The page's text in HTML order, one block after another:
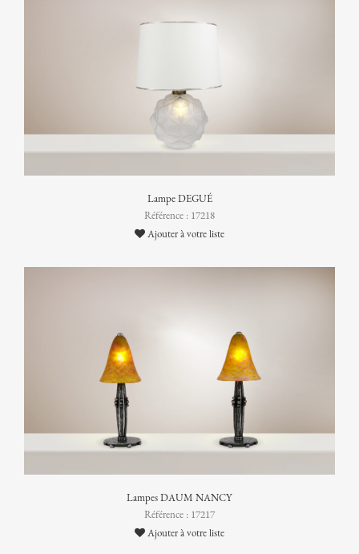
Lampe DEGUÉ
Référence : 17218
Ajouter à votre liste
Lampes DAUM NANCY
Référence : 17217
Ajouter à votre liste